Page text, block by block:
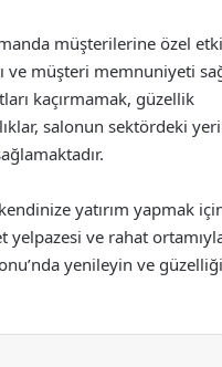
müşterilerine özel
ve müşteri memnuniyeti
kaçırmamak, güzellik
salonun sektördeki
yatırım yapmak
ve rahat
yenileyin ve